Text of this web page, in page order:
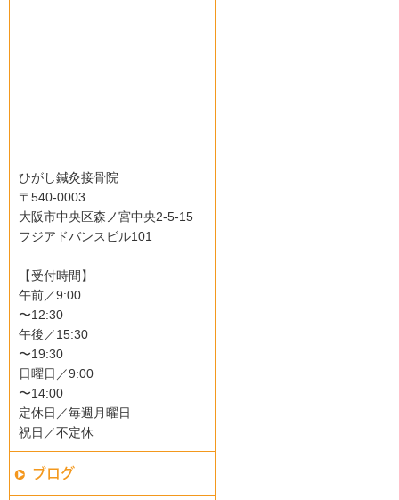
ひがし鍼灸接骨院
〒540-0003
大阪市中央区森ノ宮中央2-5-15
フジアドバンスビル101
【受付時間】
午前／9:00
〜12:30
午後／15:30
〜19:30
日曜日／9:00
〜14:00
定休日／毎週月曜日
祝日／不定休
ブログ